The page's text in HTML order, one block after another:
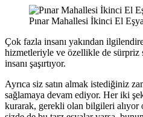
Pınar Mahallesi İkinci El
Çok fazla insanı yakından
hizmetleriyle ve özellikle de sürpriz
insanı şaşırtıyor.
Ayrıca siz satın almak istediğiniz
sağlamaya devam ediyor. Her iki
kurarak, gerekli olan bilgileri alıyor